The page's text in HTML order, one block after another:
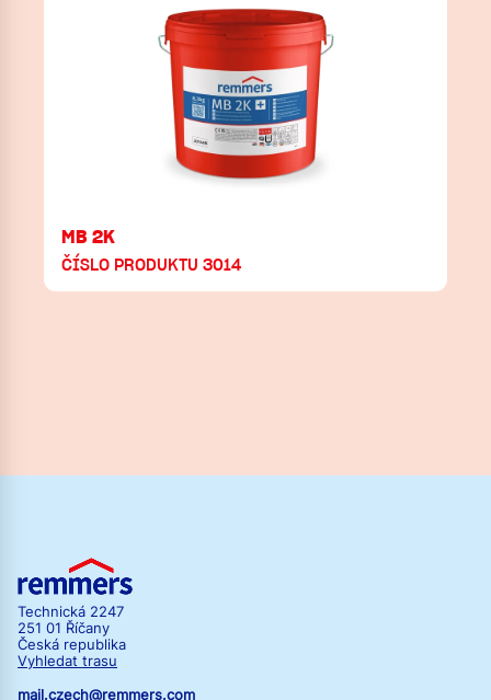
MB 2K
ČÍSLO PRODUKTU 3014
Technická 2247
251 01 Říčany
Česká republika
Vyhledat trasu
mail.czech@remmers.com